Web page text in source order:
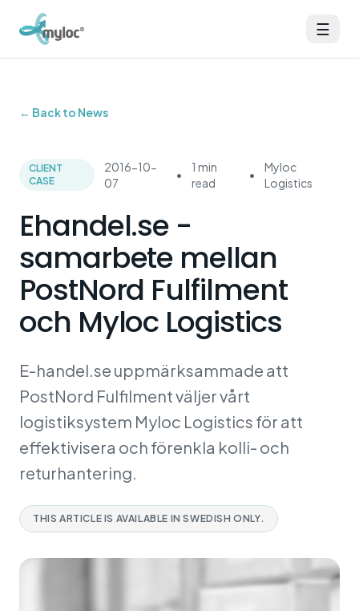
☰
← Back to News
CLIENT
CASE
2016-10-
07
•
1 min
read
•
Myloc
Logistics
Ehandel.se -
samarbete mellan
PostNord Fulfilment
och Myloc Logistics
E-handel.se uppmärksammade att
PostNord Fulfilment väljer vårt
logistiksystem Myloc Logistics för att
effektivisera och förenkla kolli- och
returhantering.
THIS ARTICLE IS AVAILABLE IN SWEDISH ONLY.